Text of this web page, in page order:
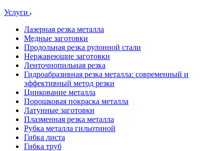
Услуги
Лазерная резка металла
Медные заготовки
Продольная резка рулонной стали
Нержавеющие заготовки
Ленточнопильная резка
Гидроабразивная резка металла: современный и
эффективный метод резки
Цинкование металла
Порошковая покраска металла
Латунные заготовки
Плазменная резка металла
Рубка металла гильотиной
Гибка листа
Гибка труб